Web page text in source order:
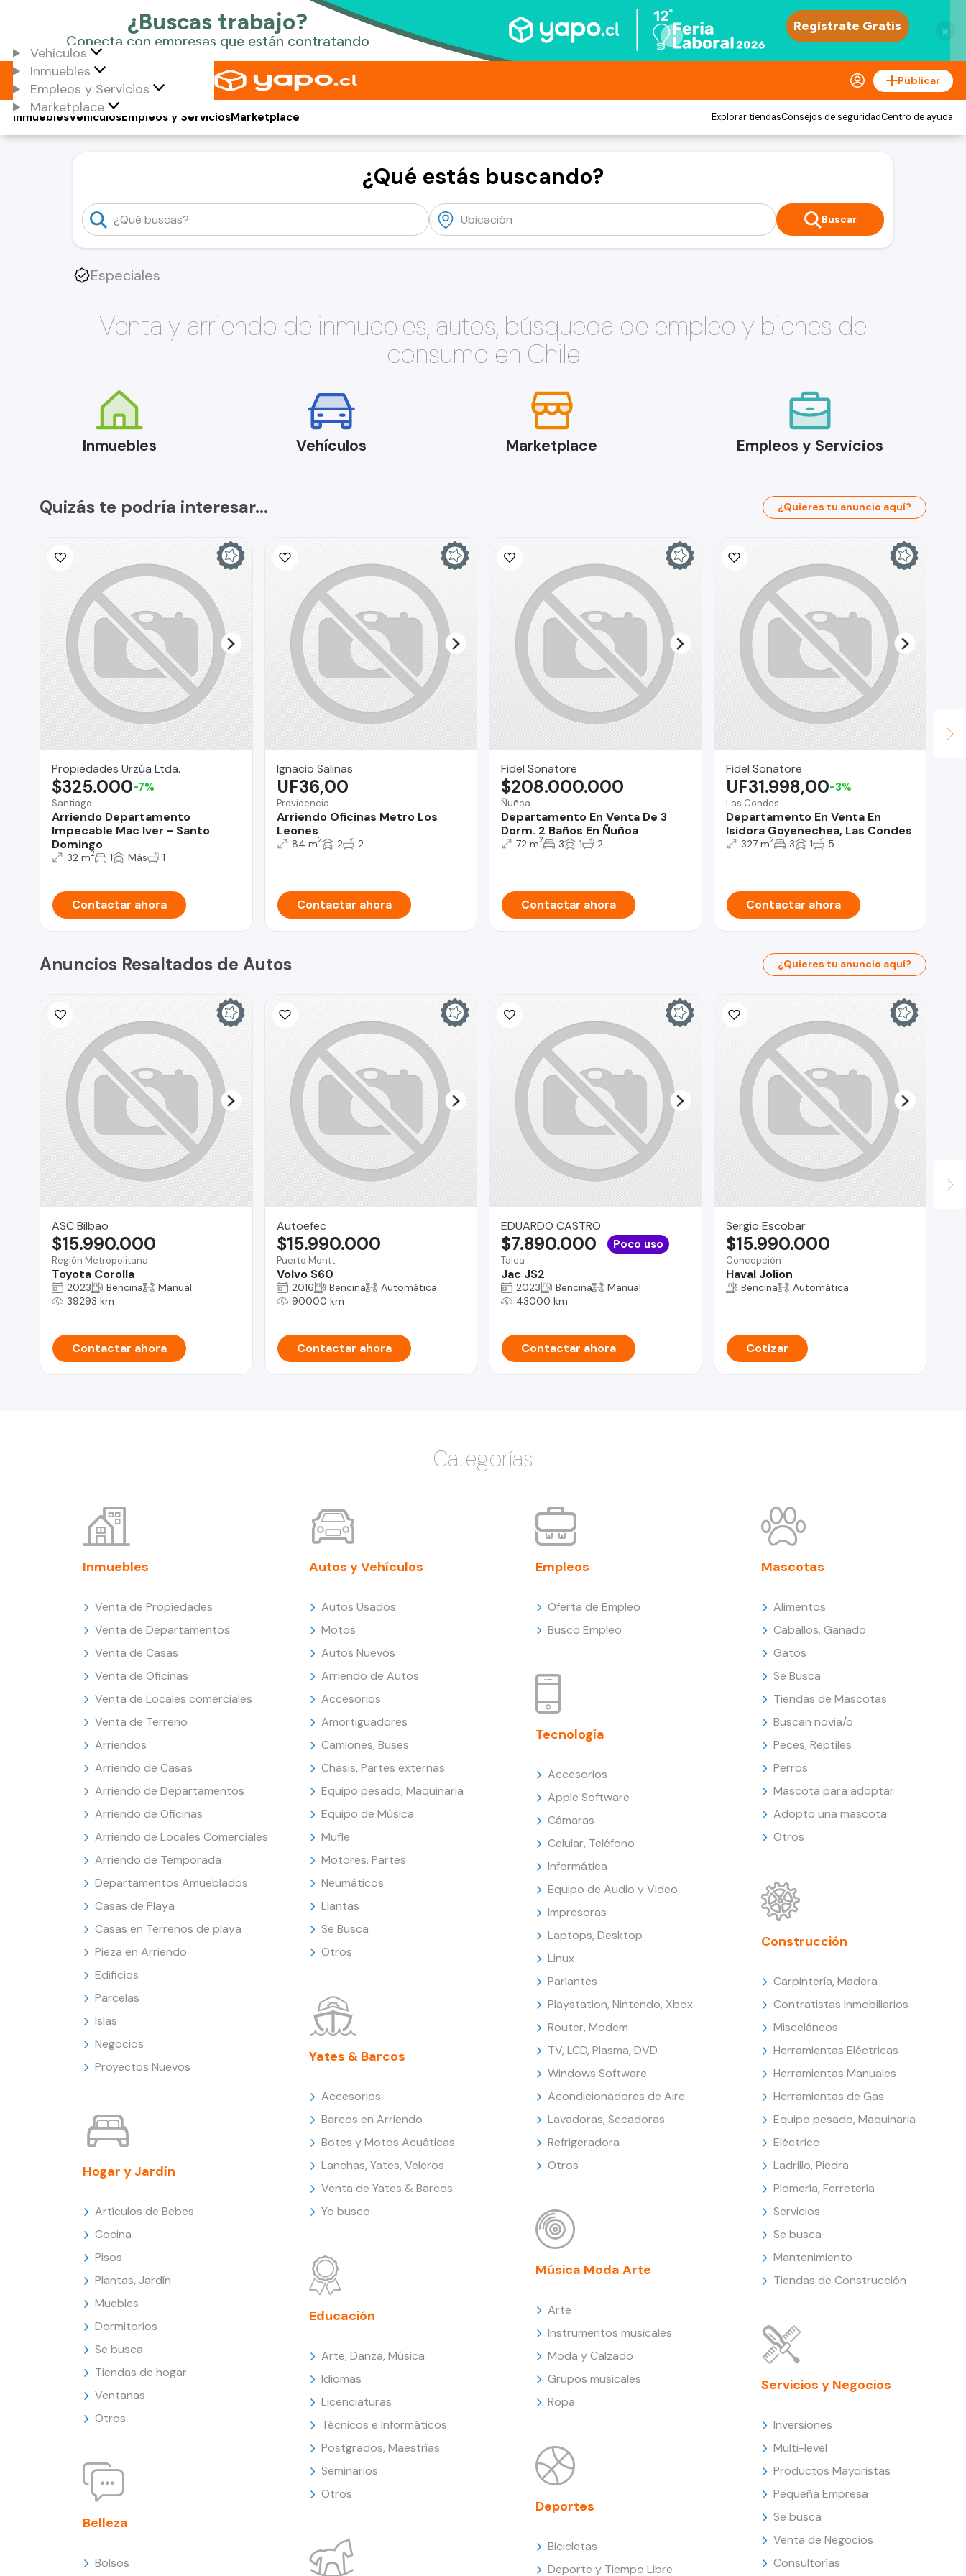
×
Vehículos
Inmuebles
Empleos y Servicios
Marketplace
Publicar
Vehículos
Inmuebles Empleos y ServiciosMarketplace Explorar tiendasConsejos de seguridadCentro de ayuda
¿Qué estás buscando?
Buscar
Especiales
Venta y arriendo de inmuebles, autos, búsqueda de empleo y bienes de
consumo en Chile
Inmuebles Vehículos Marketplace Empleos y Servicios
Quizás te podría interesar... ¿Quieres tu anuncio aquí?
Propiedades Urzúa Ltda.
Santiago
Arriendo Departamento
Impecable Mac Iver - Santo
Domingo
$325.000-7%
32 m2 1 Más 1
Contactar ahora
Ignacio Salinas
Providencia
Arriendo Oficinas Metro Los
Leones
UF36,00
84 m2 2 2
Contactar ahora
Fidel Sonatore
Ñuñoa
Departamento En Venta De 3
Dorm. 2 Baños En Ñuñoa
$208.000.000
72 m2 3 1 2
Contactar ahora
Fidel Sonatore
Las Condes
Departamento En Venta En
Isidora Goyenechea, Las Condes
UF31.998,00-3%
327 m2 3 1 5
Contactar ahora
Anuncios Resaltados de Autos ¿Quieres tu anuncio aquí?
ASC Bilbao
Región Metropolitana
Toyota Corolla
$15.990.000
2023 Bencina
Manual
39293 km
Contactar ahora
Autoefec
Puerto Montt
Volvo S60
$15.990.000
2016 Bencina
Automática
90000 km
Contactar ahora
EDUARDO CASTRO
Talca
Jac JS2
$7.890.000 Poco uso
2023 Bencina
Manual
43000 km
Contactar ahora
Sergio Escobar
Concepción
Haval Jolion
$15.990.000
Bencina Automática
Cotizar
Categorías
Inmuebles
Venta de Propiedades
Venta de Departamentos
Venta de Casas
Venta de Oficinas
Venta de Locales comerciales
Venta de Terreno
Arriendos
Arriendo de Casas
Arriendo de Departamentos
Arriendo de Oficinas
Arriendo de Locales Comerciales
Arriendo de Temporada
Departamentos Amueblados
Casas de Playa
Casas en Terrenos de playa
Pieza en Arriendo
Edificios
Parcelas
Islas
Negocios
Proyectos Nuevos
Hogar y Jardín
Artículos de Bebes
Cocina
Pisos
Plantas, Jardín
Muebles
Dormitorios
Se busca
Tiendas de hogar
Ventanas
Otros
Belleza
Bolsos
Autos y Vehículos
Autos Usados
Motos
Autos Nuevos
Arriendo de Autos
Accesorios
Amortiguadores
Camiones, Buses
Chasis, Partes externas
Equipo pesado, Maquinaria
Equipo de Música
Mufle
Motores, Partes
Neumáticos
Llantas
Se Busca
Otros
Yates & Barcos
Accesorios
Barcos en Arriendo
Botes y Motos Acuáticas
Lanchas, Yates, Veleros
Venta de Yates & Barcos
Yo busco
Educación
Arte, Danza, Música
Idiomas
Licenciaturas
Técnicos e Informáticos
Postgrados, Maestrías
Seminarios
Otros
Empleos
Oferta de Empleo
Busco Empleo
Tecnología
Accesorios
Apple Software
Cámaras
Celular, Teléfono
Informática
Equipo de Audio y Video
Impresoras
Laptops, Desktop
Linux
Parlantes
Playstation, Nintendo, Xbox
Router, Modem
TV, LCD, Plasma, DVD
Windows Software
Acondicionadores de Aire
Lavadoras, Secadoras
Refrigeradora
Otros
Música Moda Arte
Arte
Instrumentos musicales
Moda y Calzado
Grupos musicales
Ropa
Deportes
Bicicletas
Deporte y Tiempo Libre
Mascotas
Alimentos
Caballos, Ganado
Gatos
Se Busca
Tiendas de Mascotas
Buscan novia/o
Peces, Reptiles
Perros
Mascota para adoptar
Adopto una mascota
Otros
Construcción
Carpintería, Madera
Contratistas Inmobiliarios
Misceláneos
Herramientas Eléctricas
Herramientas Manuales
Herramientas de Gas
Equipo pesado, Maquinaria
Eléctrico
Ladrillo, Piedra
Plomería, Ferretería
Servicios
Se busca
Mantenimiento
Tiendas de Construcción
Servicios y Negocios
Inversiones
Multi-level
Productos Mayoristas
Pequeña Empresa
Se busca
Venta de Negocios
Consultorías